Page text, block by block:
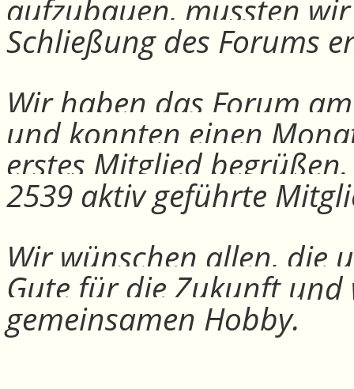
aufzubauen, mussten
Schließung des Forums
Wir haben das Forum
und konnten einen
erstes Mitglied
2539 aktiv geführte
Wir wünschen allen, die
Gute für die Zukunft
gemeinsamen Hobby.